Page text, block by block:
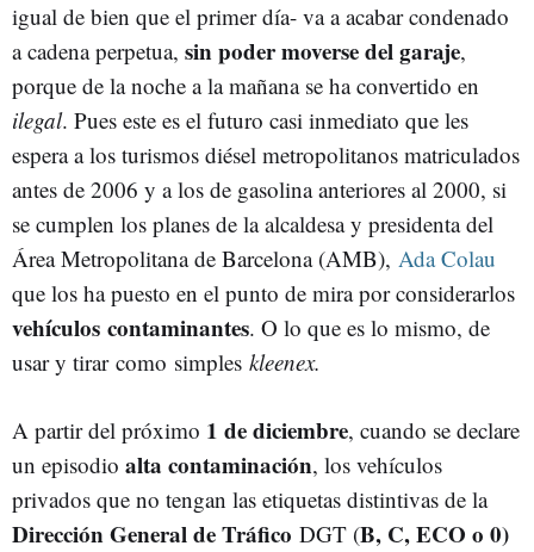
igual de bien que el primer día- va a acabar condenado
a cadena perpetua, sin poder moverse del garaje,
porque de la noche a la mañana se ha convertido en
ilegal. Pues este es el futuro casi inmediato que les
espera a los turismos diésel metropolitanos matriculados
antes de 2006 y a los de gasolina anteriores al 2000, si
se cumplen los planes de la alcaldesa y presidenta del
Área Metropolitana de Barcelona (AMB), Ada Colau
que los ha puesto en el punto de mira por considerarlos
vehículos contaminantes. O lo que es lo mismo, de
usar y tirar como simples kleenex.
A partir del próximo 1 de diciembre, cuando se declare
un episodio alta contaminación, los vehículos
privados que no tengan las etiquetas distintivas de la
Dirección General de Tráfico DGT (B, C, ECO o 0)